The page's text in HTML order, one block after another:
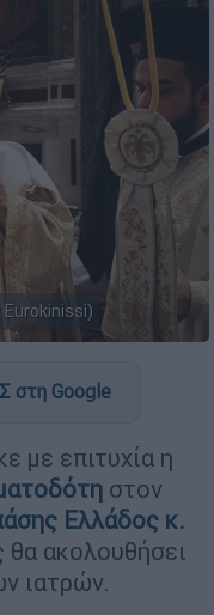
Eurokinissi)
στη Google
με επιτυχία η
στον
Ελλάδος κ.
θα ακολουθήσει
ιατρών.